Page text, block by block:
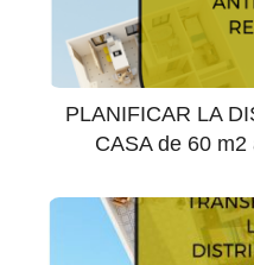
PLANIFICAR LA
CASA de 60